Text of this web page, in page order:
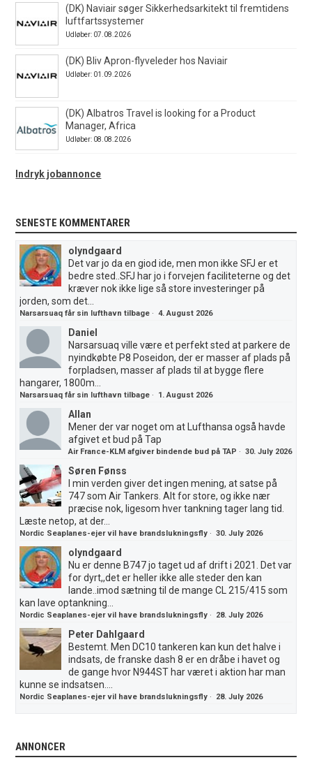
(DK) Naviair søger Sikkerhedsarkitekt til fremtidens
luftfartssystemer
Udløber: 07.08.2026
(DK) Bliv Apron-flyveleder hos Naviair
Udløber: 01.09.2026
(DK) Albatros Travel is looking for a Product
Manager, Africa
Udløber: 08.08.2026
Indryk jobannonce
SENESTE KOMMENTARER
olyndgaard
Det var jo da en giod ide, men mon ikke SFJ er et
bedre sted..SFJ har jo i forvejen faciliteterne og det
kræver nok ikke lige så store investeringer på
jorden, som det...
Narsarsuaq får sin lufthavn tilbage ·4. August 2026
Daniel
Narsarsuaq ville være et perfekt sted at parkere de
nyindkøbte P8 Poseidon, der er masser af plads på
forpladsen, masser af plads til at bygge flere
hangarer, 1800m...
Narsarsuaq får sin lufthavn tilbage · 1. August 2026
Allan
Mener der var noget om at Lufthansa også havde
afgivet et bud på Tap
Air France-KLM afgiver bindende bud på TAP ·30. July 2026
Søren Fønss
I min verden giver det ingen mening, at satse på
747 som Air Tankers. Alt for store, og ikke nær
præcise nok, ligesom hver tankning tager lang tid.
Læste netop, at der...
Nordic Seaplanes-ejer vil have brandslukningsfly ·30. July 2026
olyndgaard
Nu er denne B747 jo taget ud af drift i 2021. Det var
for dyrt,,det er heller ikke alle steder den kan
lande..imod sætning til de mange CL 215/415 som
kan lave optankning...
Nordic Seaplanes-ejer vil have brandslukningsfly · 28. July 2026
Peter Dahlgaard
Bestemt. Men DC10 tankeren kan kun det halve i
indsats, de franske dash 8 er en dråbe i havet og
de gange hvor N944ST har været i aktion har man
kunne se indsatsen....
Nordic Seaplanes-ejer vil have brandslukningsfly · 28. July 2026
ANNONCER